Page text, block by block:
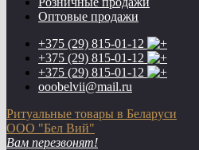
Оптовые продажи
+375 (29) 815-01-12
+375 (29) 815-01-12
+375 (29) 815-01-12
ooobelvii@mail.ru
Ритуальные товары в Беларуси
ООО "Бел Вий"
Вам перезвонят!